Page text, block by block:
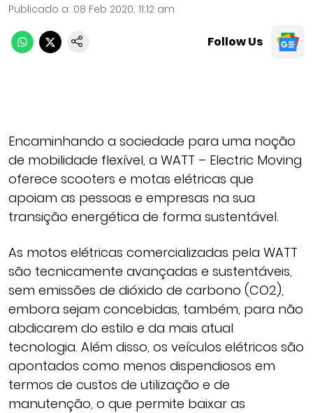
Publicado a: 08 Feb 2020, 11:12 am
Follow Us
Encaminhando a sociedade para uma noção
de mobilidade flexível, a WATT – Electric Moving
oferece scooters e motas elétricas que
apoiam as pessoas e empresas na sua
transição energética de forma sustentável.
As motos elétricas comercializadas pela WATT
são tecnicamente avançadas e sustentáveis,
sem emissões de dióxido de carbono (CO2),
embora sejam concebidas, também, para não
abdicarem do estilo e da mais atual
tecnologia. Além disso, os veículos elétricos são
apontados como menos dispendiosos em
termos de custos de utilização e de
manutenção, o que permite baixar as